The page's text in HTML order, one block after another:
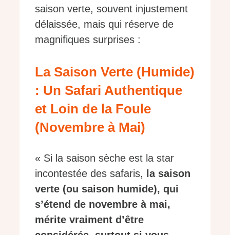
saison verte, souvent injustement
délaissée, mais qui réserve de
magnifiques surprises :
La Saison Verte (Humide)
: Un Safari Authentique
et Loin de la Foule
(Novembre à Mai)
« Si la saison sèche est la star
incontestée des safaris,
la saison
verte (ou saison humide), qui
s’étend de novembre à mai,
mérite vraiment d’être